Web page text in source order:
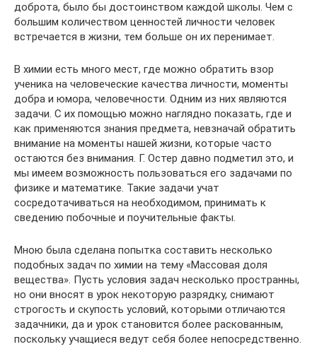
доброта, было бы достоинством каждой школы. Чем с
большим количеством ценностей личности человек
встречается в жизни, тем больше он их перенимает.
В химии есть много мест, где можно обратить взор
ученика на человеческие качества личности, моменты
добра и юмора, человечности. Одним из них являются
задачи. С их помощью можно наглядно показать, где и
как применяются знания предмета, невзначай обратить
внимание на моменты нашей жизни, которые часто
остаются без внимания. Г. Остер давно подметил это, и
мы имеем возможность пользоваться его задачами по
физике и математике. Такие задачи учат
сосредотачиваться на необходимом, принимать к
сведению побочные и поучительные факты.
Мною была сделана попытка составить несколько
подобных задач по химии на тему «Массовая доля
вещества». Пусть условия задач несколько пространны,
но они вносят в урок некоторую разрядку, снимают
строгость и скупость условий, которыми отличаются
задачники, да и урок становится более раскованным,
поскольку учащиеся ведут себя более непосредственно.